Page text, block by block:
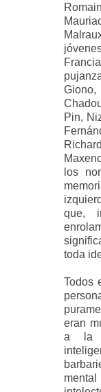
Pin,
los
que,
toda
Todos
eran
a la